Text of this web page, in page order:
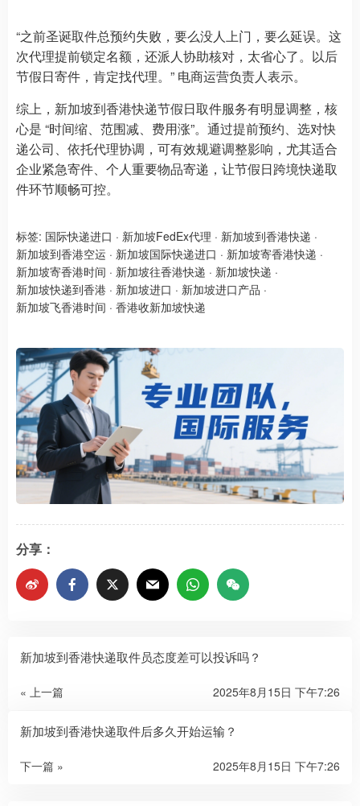
“之前圣诞取件总预约失败，要么没人上门，要么延误。这
次代理提前锁定名额，还派人协助核对，太省心了。以后
节假日寄件，肯定找代理。” 电商运营负责人表示。
综上，新加坡到香港快递节假日取件服务有明显调整，核
心是 “时间缩、范围减、费用涨”。通过提前预约、选对快
递公司、依托代理协调，可有效规避调整影响，尤其适合
企业紧急寄件、个人重要物品寄递，让节假日跨境快递取
件环节顺畅可控。
标签: 国际快递进口 · 新加坡FedEx代理 · 新加坡到香港快递 ·
新加坡到香港空运 · 新加坡国际快递进口 · 新加坡寄香港快递 ·
新加坡寄香港时间 · 新加坡往香港快递 · 新加坡快递 ·
新加坡快递到香港 · 新加坡进口 · 新加坡进口产品 ·
新加坡飞香港时间 · 香港收新加坡快递
分享：
新加坡到香港快递取件员态度差可以投诉吗？
« 上一篇 2025年8月15日 下午7:26
新加坡到香港快递取件后多久开始运输？
下一篇 » 2025年8月15日 下午7:26